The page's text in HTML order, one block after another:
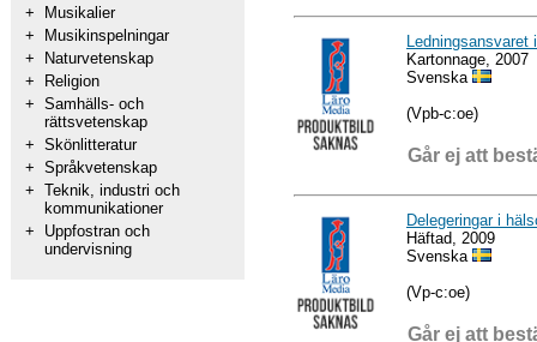
+
Musikalier
+
Musikinspelningar
+
Naturvetenskap
+
Religion
+ Samhälls- och
rättsvetenskap
+ Skönlitteratur
+ Språkvetenskap
+ Teknik, industri och
kommunikationer
+
Uppfostran och
undervisning
Kartonnage, 2007
Svenska
(Vpb-c:oe)
Går ej att
Delegeringar i
Häftad, 2009
Svenska
(Vp-c:oe)
Går ej att